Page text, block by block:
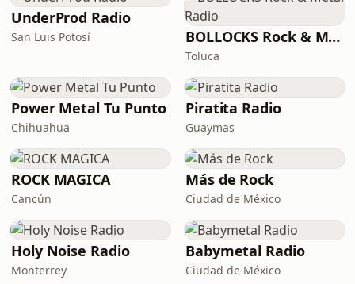
UnderProd Radio
San Luis Potosí BOLLOCKS Rock & Metal Radio
Toluca
Power Metal Tu Punto
Chihuahua
Piratita Radio
Guaymas
ROCK MAGICA
Cancún
Más de Rock
Ciudad de México
Holy Noise Radio
Monterrey
Babymetal Radio
Ciudad de México